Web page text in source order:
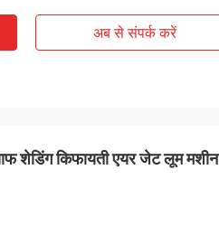
अब से संपर्क करें
शेडिंग किफायती एयर जेट लूम मशीन